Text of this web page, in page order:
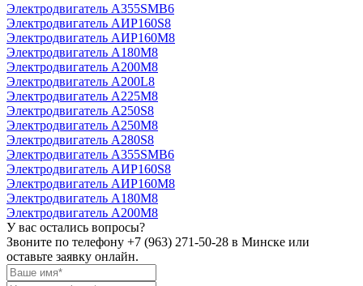
Электродвигатель А355SМВ6
Электродвигатель АИР160S8
Электродвигатель АИР160М8
Электродвигатель А180М8
Электродвигатель А200М8
Электродвигатель А200L8
Электродвигатель А225М8
Электродвигатель А250S8
Электродвигатель А250М8
Электродвигатель А280S8
Электродвигатель А355SМВ6
Электродвигатель АИР160S8
Электродвигатель АИР160М8
Электродвигатель А180М8
Электродвигатель А200М8
У вас остались вопросы?
Звоните по телефону +7 (963) 271-50-28 в Минске или
оставьте заявку онлайн.